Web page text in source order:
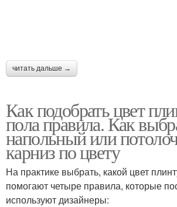
читать дальше →
Как подобрать цвет
пола правила. Как
напольный или
карниз по цвету
На практике выбрать, какой цвет
помогают четыре правила, которые
используют дизайнеры: